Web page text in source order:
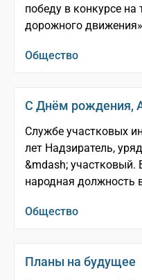
победу в конкурсе на
дорожного
Общество
С Днём рождения,
Службе участковых
лет Надзиратель,
&mdash; участковый.
народная должность
Общество
Планы на будущее